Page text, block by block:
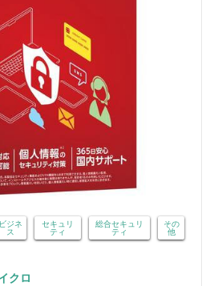
ビジネ
ス
セキュリ
ティ
総合セキュリ
ティ
その
他
クロ